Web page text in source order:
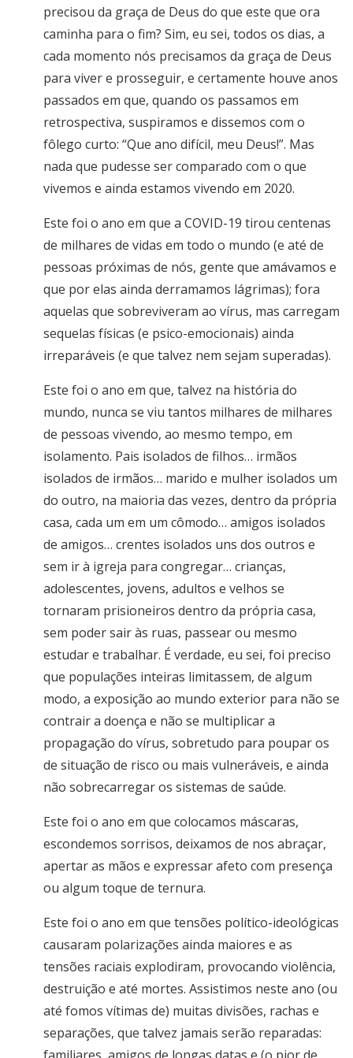
precisou da graça de Deus do que este que ora
caminha para o fim? Sim, eu sei, todos os dias, a
cada momento nós precisamos da graça de Deus
para viver e prosseguir, e certamente houve anos
passados em que, quando os passamos em
retrospectiva, suspiramos e dissemos com o
fôlego curto: “Que ano difícil, meu Deus!”. Mas
nada que pudesse ser comparado com o que
vivemos e ainda estamos vivendo em 2020.
Este foi o ano em que a COVID-19 tirou centenas
de milhares de vidas em todo o mundo (e até de
pessoas próximas de nós, gente que amávamos e
que por elas ainda derramamos lágrimas); fora
aquelas que sobreviveram ao vírus, mas carregam
sequelas físicas (e psico-emocionais) ainda
irreparáveis (e que talvez nem sejam superadas).
Este foi o ano em que, talvez na história do
mundo, nunca se viu tantos milhares de milhares
de pessoas vivendo, ao mesmo tempo, em
isolamento. Pais isolados de filhos… irmãos
isolados de irmãos… marido e mulher isolados um
do outro, na maioria das vezes, dentro da própria
casa, cada um em um cômodo… amigos isolados
de amigos… crentes isolados uns dos outros e
sem ir à igreja para congregar… crianças,
adolescentes, jovens, adultos e velhos se
tornaram prisioneiros dentro da própria casa,
sem poder sair às ruas, passear ou mesmo
estudar e trabalhar. É verdade, eu sei, foi preciso
que populações inteiras limitassem, de algum
modo, a exposição ao mundo exterior para não se
contrair a doença e não se multiplicar a
propagação do vírus, sobretudo para poupar os
de situação de risco ou mais vulneráveis, e ainda
não sobrecarregar os sistemas de saúde.
Este foi o ano em que colocamos máscaras,
escondemos sorrisos, deixamos de nos abraçar,
apertar as mãos e expressar afeto com presença
ou algum toque de ternura.
Este foi o ano em que tensões político-ideológicas
causaram polarizações ainda maiores e as
tensões raciais explodiram, provocando violência,
destruição e até mortes. Assistimos neste ano (ou
até fomos vítimas de) muitas divisões, rachas e
separações, que talvez jamais serão reparadas: